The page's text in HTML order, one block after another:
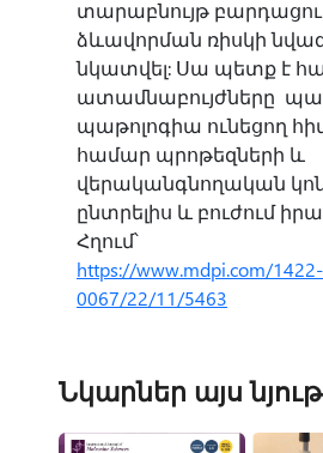
տարաբնույթ
ձևավորման ռիսկի
նկատվել: Սա պետք է
ատամնաբույժները
պաթոլոգիա ունեցող
համար պրոթեզների և
վերականգնողական
ընտրելիս և բուժում
Հղում՝
https://www.mdpi.com/1422-
0067/22/11/5463
Նկարներ այս